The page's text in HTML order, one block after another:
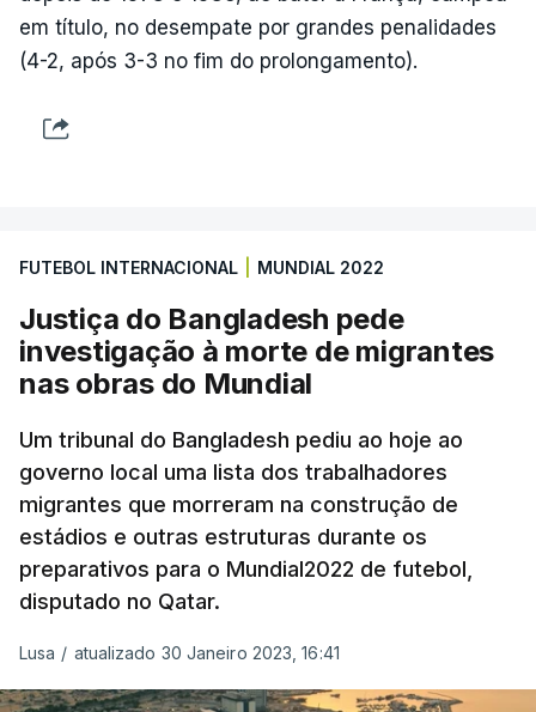
em título, no desempate por grandes penalidades
(4-2, após 3-3 no fim do prolongamento).
FUTEBOL INTERNACIONAL MUNDIAL 2022
Justiça do Bangladesh pede
investigação à morte de migrantes
nas obras do Mundial
Um tribunal do Bangladesh pediu ao hoje ao
governo local uma lista dos trabalhadores
migrantes que morreram na construção de
estádios e outras estruturas durante os
preparativos para o Mundial2022 de futebol,
disputado no Qatar.
Lusa / atualizado 30 Janeiro 2023, 16:41